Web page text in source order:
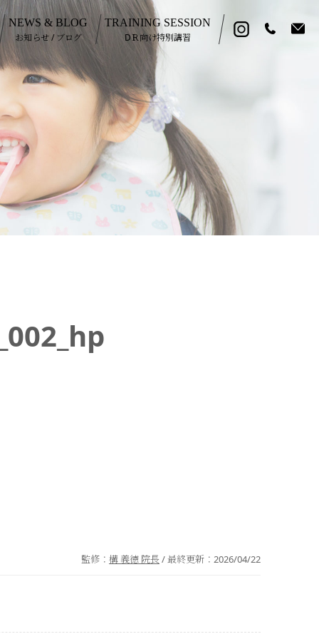
NEWS & BLOG
お知らせ / ブログ
TRAINING SESSION
DＲ向け特別講習
監修： 構 義徳 院長 / 最終更新： 2026/04/22